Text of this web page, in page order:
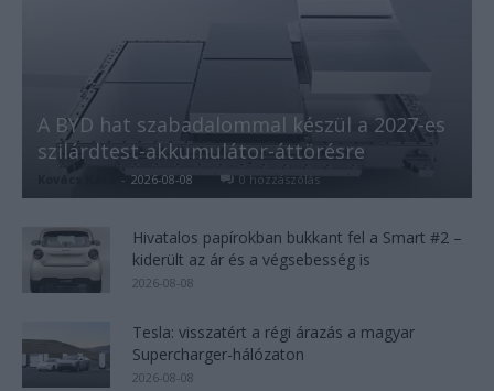
A BYD hat szabadalommal készül a 2027-es
szilárdtest-akkumulátor-áttörésre
- 2026-08-08 0 hozzászólás
Hivatalos papírokban bukkant fel a Smart #2 –
kiderült az ár és a végsebesség is
2026-08-08
Tesla: visszatért a régi árazás a magyar
Supercharger-hálózaton
2026-08-08